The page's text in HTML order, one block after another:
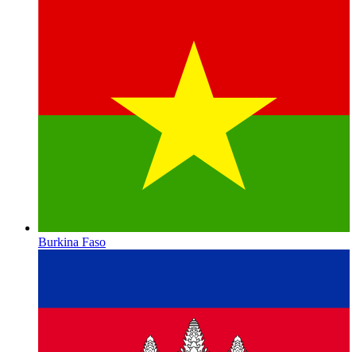
Burkina Faso